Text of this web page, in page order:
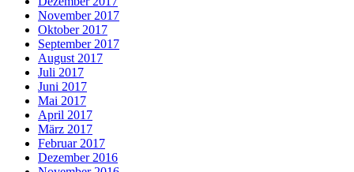
November 2017
Oktober 2017
September 2017
August 2017
Juli 2017
Juni 2017
Mai 2017
April 2017
März 2017
Februar 2017
Dezember 2016